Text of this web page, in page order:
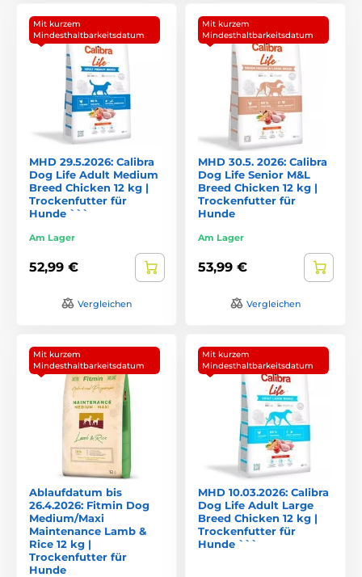
Mit kurzem
Mindesthaltbarkeitsdatum
MHD 29.5.2026: Calibra
Dog Life Adult Medium
Breed Chicken 12 kg |
Trockenfutter für
Hunde ```
Am Lager
52,99 €
Vergleichen
Mit kurzem
Mindesthaltbarkeitsdatum
MHD 30.5. 2026: Calibra
Dog Life Senior M&L
Breed Chicken 12 kg |
Trockenfutter für
Hunde
Am Lager
53,99 €
Vergleichen
Mit kurzem
Mindesthaltbarkeitsdatum
Ablaufdatum bis
26.4.2026: Fitmin Dog
Medium/Maxi
Maintenance Lamb &
Rice 12 kg |
Trockenfutter für
Hunde
Mit kurzem
Mindesthaltbarkeitsdatum
MHD 10.03.2026: Calibra
Dog Life Adult Large
Breed Chicken 12 kg |
Trockenfutter für
Hunde ```